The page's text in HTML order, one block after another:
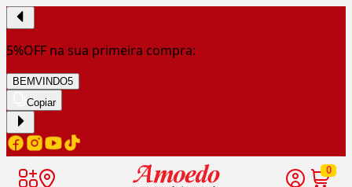
5%OFF na sua primeira compra:
BEMVINDO5
Copiar
0